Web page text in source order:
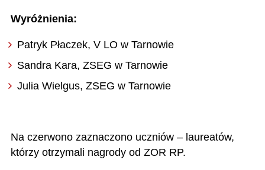
Wyróżnienia:
Patryk Płaczek, V LO w Tarnowie
Sandra Kara, ZSEG w Tarnowie
Julia Wielgus, ZSEG w Tarnowie
Na czerwono zaznaczono uczniów – laureatów,
którzy otrzymali nagrody od ZOR RP.